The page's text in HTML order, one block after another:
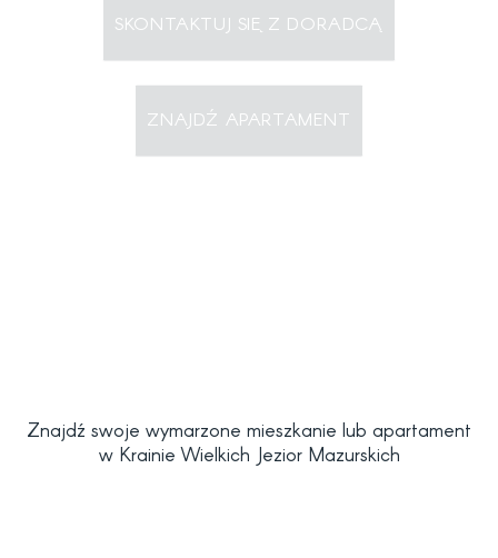
SKONTAKTUJ SIĘ Z DORADCĄ
ZNAJDŹ APARTAMENT
Znajdź swoje wymarzone mieszkanie lub apartament
w Krainie Wielkich Jezior Mazurskich